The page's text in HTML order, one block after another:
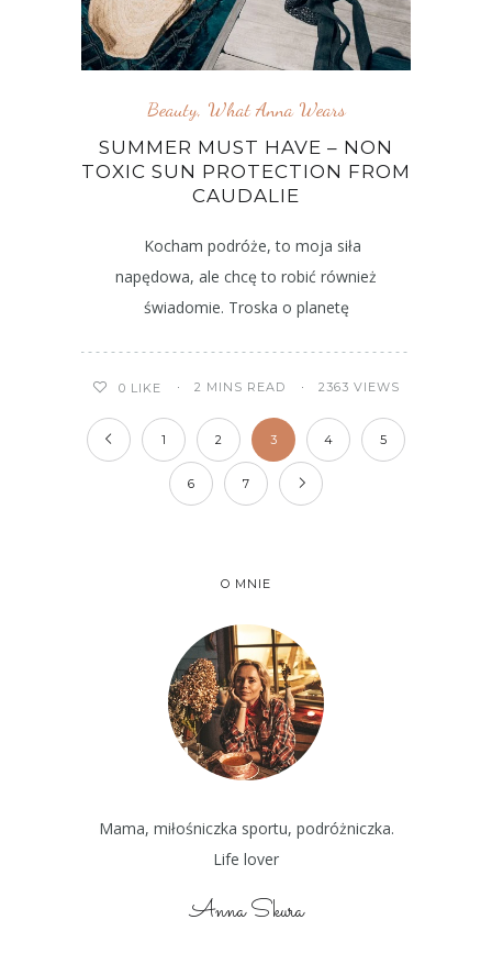
Beauty, What Anna Wears
SUMMER MUST HAVE – NON
TOXIC SUN PROTECTION FROM
CAUDALIE
Kocham podróże, to moja siła
napędowa, ale chcę to robić również
świadomie. Troska o planetę
0 LIKE 2 MINS READ 2363 VIEWS
1 2 3 4 5
6 7
O MNIE
Mama, miłośniczka sportu, podróżniczka.
Life lover
Anna Skura